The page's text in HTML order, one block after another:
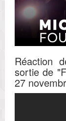
Réaction
sortie de
27